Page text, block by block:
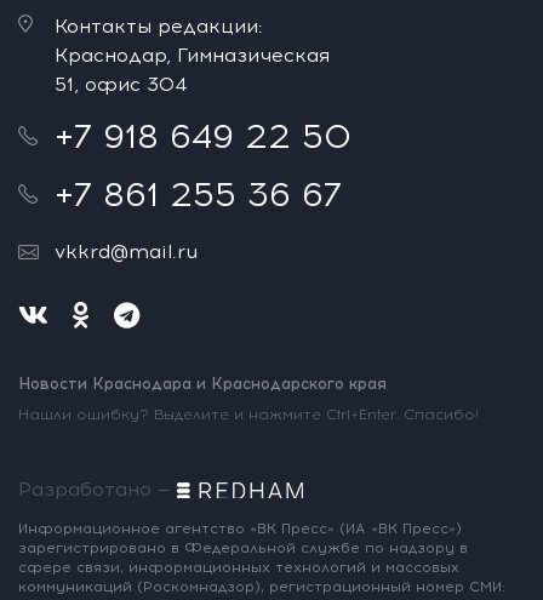
Контакты редакции:
Краснодар, Гимназическая
51, офис 304
+7 918 649 22 50
+7 861 255 36 67
vkkrd@mail.ru
Новости Краснодара и Краснодарского края
Нашли ошибку? Выделите и нажмите Ctrl+Enter. Спасибо!
Разработано —
Информационное агентство «ВК Пресс» (ИА «ВК Пресс»)
зарегистрировано в Федеральной службе по надзору в
сфере связи, информационных технологий и массовых
коммуникаций (Роскомнадзор), регистрационный номер СМИ: